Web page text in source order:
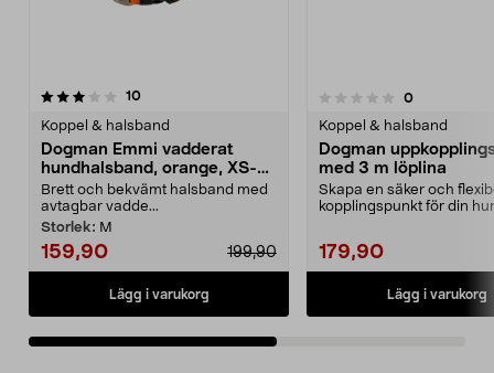
10recensioner
Koppel & halsband
Dogman Emmi vadderat
hundhalsband, orange, XS-
XXL
Brett och bekvämt halsband med
avtagbar vadde...
Storlek: M
199,90
159,90
Lägg i varukorg
0.0 av 5 stjärnor 0recensioner
Koppel & halsband
Dogman
med 3 m löplina
Skapa en säker och
kopplingspunkt för din
179,90
Lägg i varukorg
4.5av 5 stjärnor